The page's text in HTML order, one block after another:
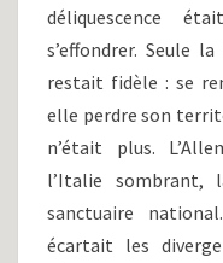
déliquescence
s’effondrer. Seule
restait fidèle : se
elle perdre son
n’était plus.
l’Italie sombrant,
sanctuaire
écartait les